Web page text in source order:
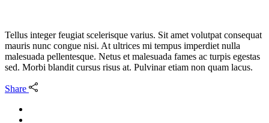
Tellus integer feugiat scelerisque varius. Sit amet volutpat consequat
mauris nunc congue nisi. At ultrices mi tempus imperdiet nulla
malesuada pellentesque. Netus et malesuada fames ac turpis egestas
sed. Morbi blandit cursus risus at. Pulvinar etiam non quam lacus.
Share